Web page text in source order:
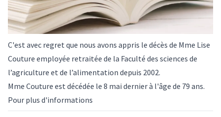
C'est avec regret que nous avons appris le décès de Mme Lise
Couture employée retraitée de la Faculté des sciences de
l’agriculture et de l’alimentation depuis 2002.
Mme Couture est décédée le 8 mai dernier à l'âge de 79 ans.
Pour plus d'informations